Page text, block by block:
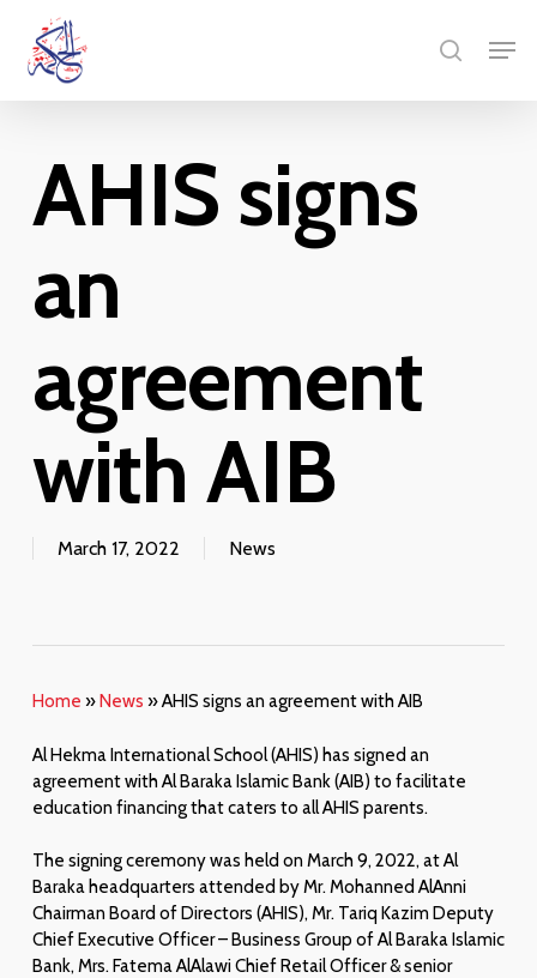
main
search
AHIS signs
an
agreement
with AIB
March 17, 2022 News
Home »News »AHIS signs an agreement with AIB
Al Hekma International School (AHIS) has signed an
agreement with Al Baraka Islamic Bank (AIB) to facilitate
education financing that caters to all AHIS parents.
The signing ceremony was held on March 9, 2022, at Al
Baraka headquarters attended by Mr. Mohanned AlAnni
Chairman Board of Directors (AHIS), Mr. Tariq Kazim Deputy
Chief Executive Officer – Business Group of Al Baraka Islamic
Bank, Mrs. Fatema AlAlawi Chief Retail Officer & senior